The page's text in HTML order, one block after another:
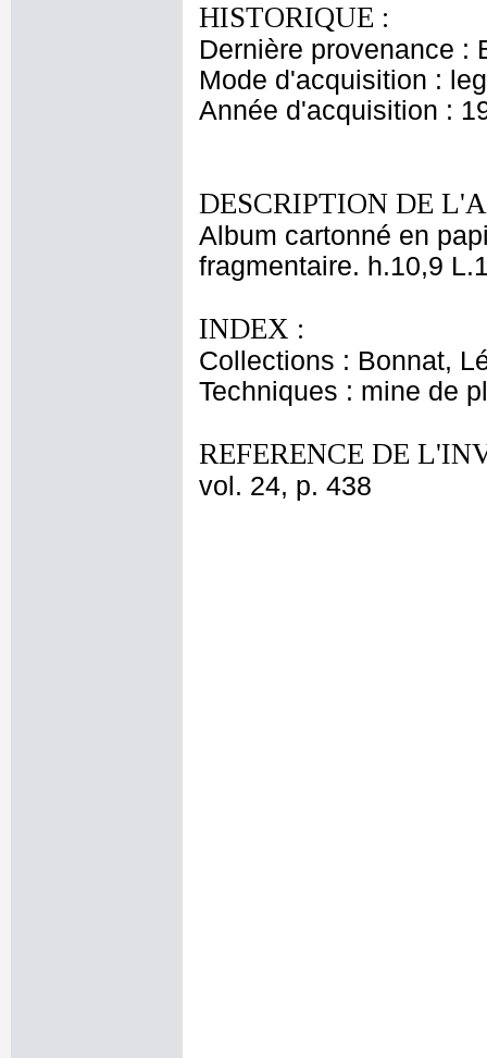
HISTORIQUE :
Dernière provenance :
Mode d'acquisition :
Année d'acquisition :
DESCRIPTION DE
Album cartonné en
fragmentaire. h.10,9
INDEX :
Collections : Bonnat,
Techniques : mine de
REFERENCE DE
vol. 24, p. 438